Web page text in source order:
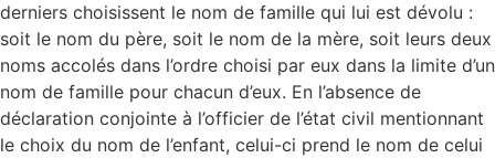
derniers choisissent le nom de famille qui lui est dévolu :
soit le nom du père, soit le nom de la mère, soit leurs deux
noms accolés dans l’ordre choisi par eux dans la limite d’un
nom de famille pour chacun d’eux. En l’absence de
déclaration conjointe à l’officier de l’état civil mentionnant
le choix du nom de l’enfant, celui-ci prend le nom de celui